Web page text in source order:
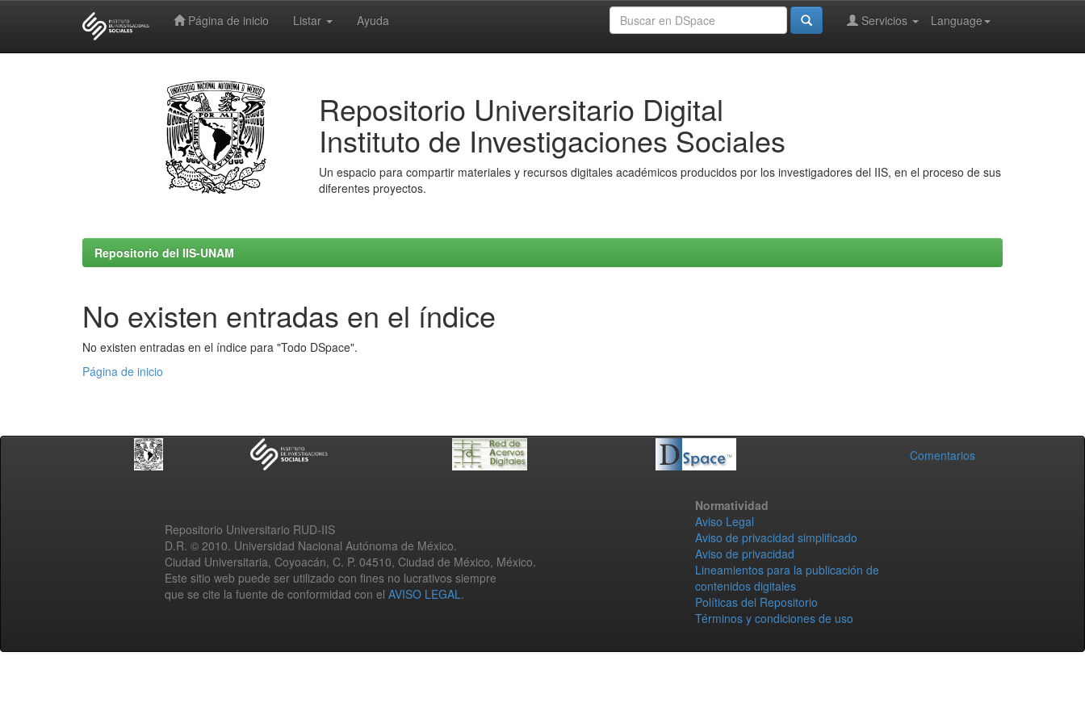
Página de inicio Listar Ayuda Language
Servicios
Repositorio Universitario Digital
Instituto de Investigaciones Sociales
Un espacio para compartir materiales y recursos digitales académicos producidos por los investigadores del IIS, en el proceso de sus
diferentes proyectos.
Repositorio del IIS-UNAM
No existen entradas en el índice
No existen entradas en el índice para "Todo DSpace".
Página de inicio
Comentarios
Repositorio Universitario RUD-IIS
D.R. © 2010. Universidad Nacional Autónoma de México.
Ciudad Universitaria, Coyoacán, C. P. 04510, Ciudad de México, México.
Este sitio web puede ser utilizado con fines no lucrativos siempre
que se cite la fuente de conformidad con el AVISO LEGAL.
Normatividad
Aviso Legal
Aviso de privacidad simplificado
Aviso de privacidad
Lineamientos para la publicación de
contenidos digitales
Políticas del Repositorio
Términos y condiciones de uso